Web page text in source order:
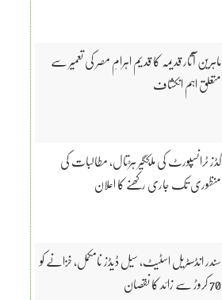
ماہرین آثار قدیمہ کا قدیم اہرامِ مصر کی تعمیر سے
متعلق اہم انکشاف
گڈز ٹرانسپورٹ کی ملکگیر ہڑتال، مطالبات کی
منظوری تک جاری رکھنے کا اعلان
سندر انڈسٹریل اسٹیٹ، سیل ڈیڈز نامکمل، خزانے کو
70 کروڑ سے زائد کا نقصان